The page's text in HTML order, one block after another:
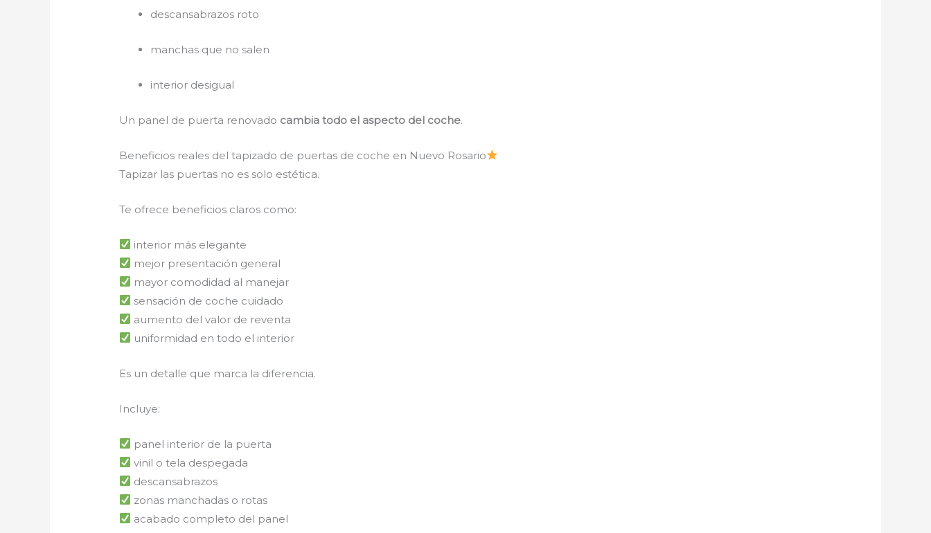
descansabrazos roto
manchas que no salen
interior desigual
Un panel de puerta renovado cambia todo el aspecto del coche.
Beneficios reales del tapizado de puertas de coche en Nuevo Rosario
Tapizar las puertas no es solo estética.
Te ofrece beneficios claros como:
interior más elegante
mejor presentación general
mayor comodidad al manejar
sensación de coche cuidado
aumento del valor de reventa
uniformidad en todo el interior
Es un detalle que marca la diferencia.
Incluye:
panel interior de la puerta
vinil o tela despegada
descansabrazos
zonas manchadas o rotas
acabado completo del panel